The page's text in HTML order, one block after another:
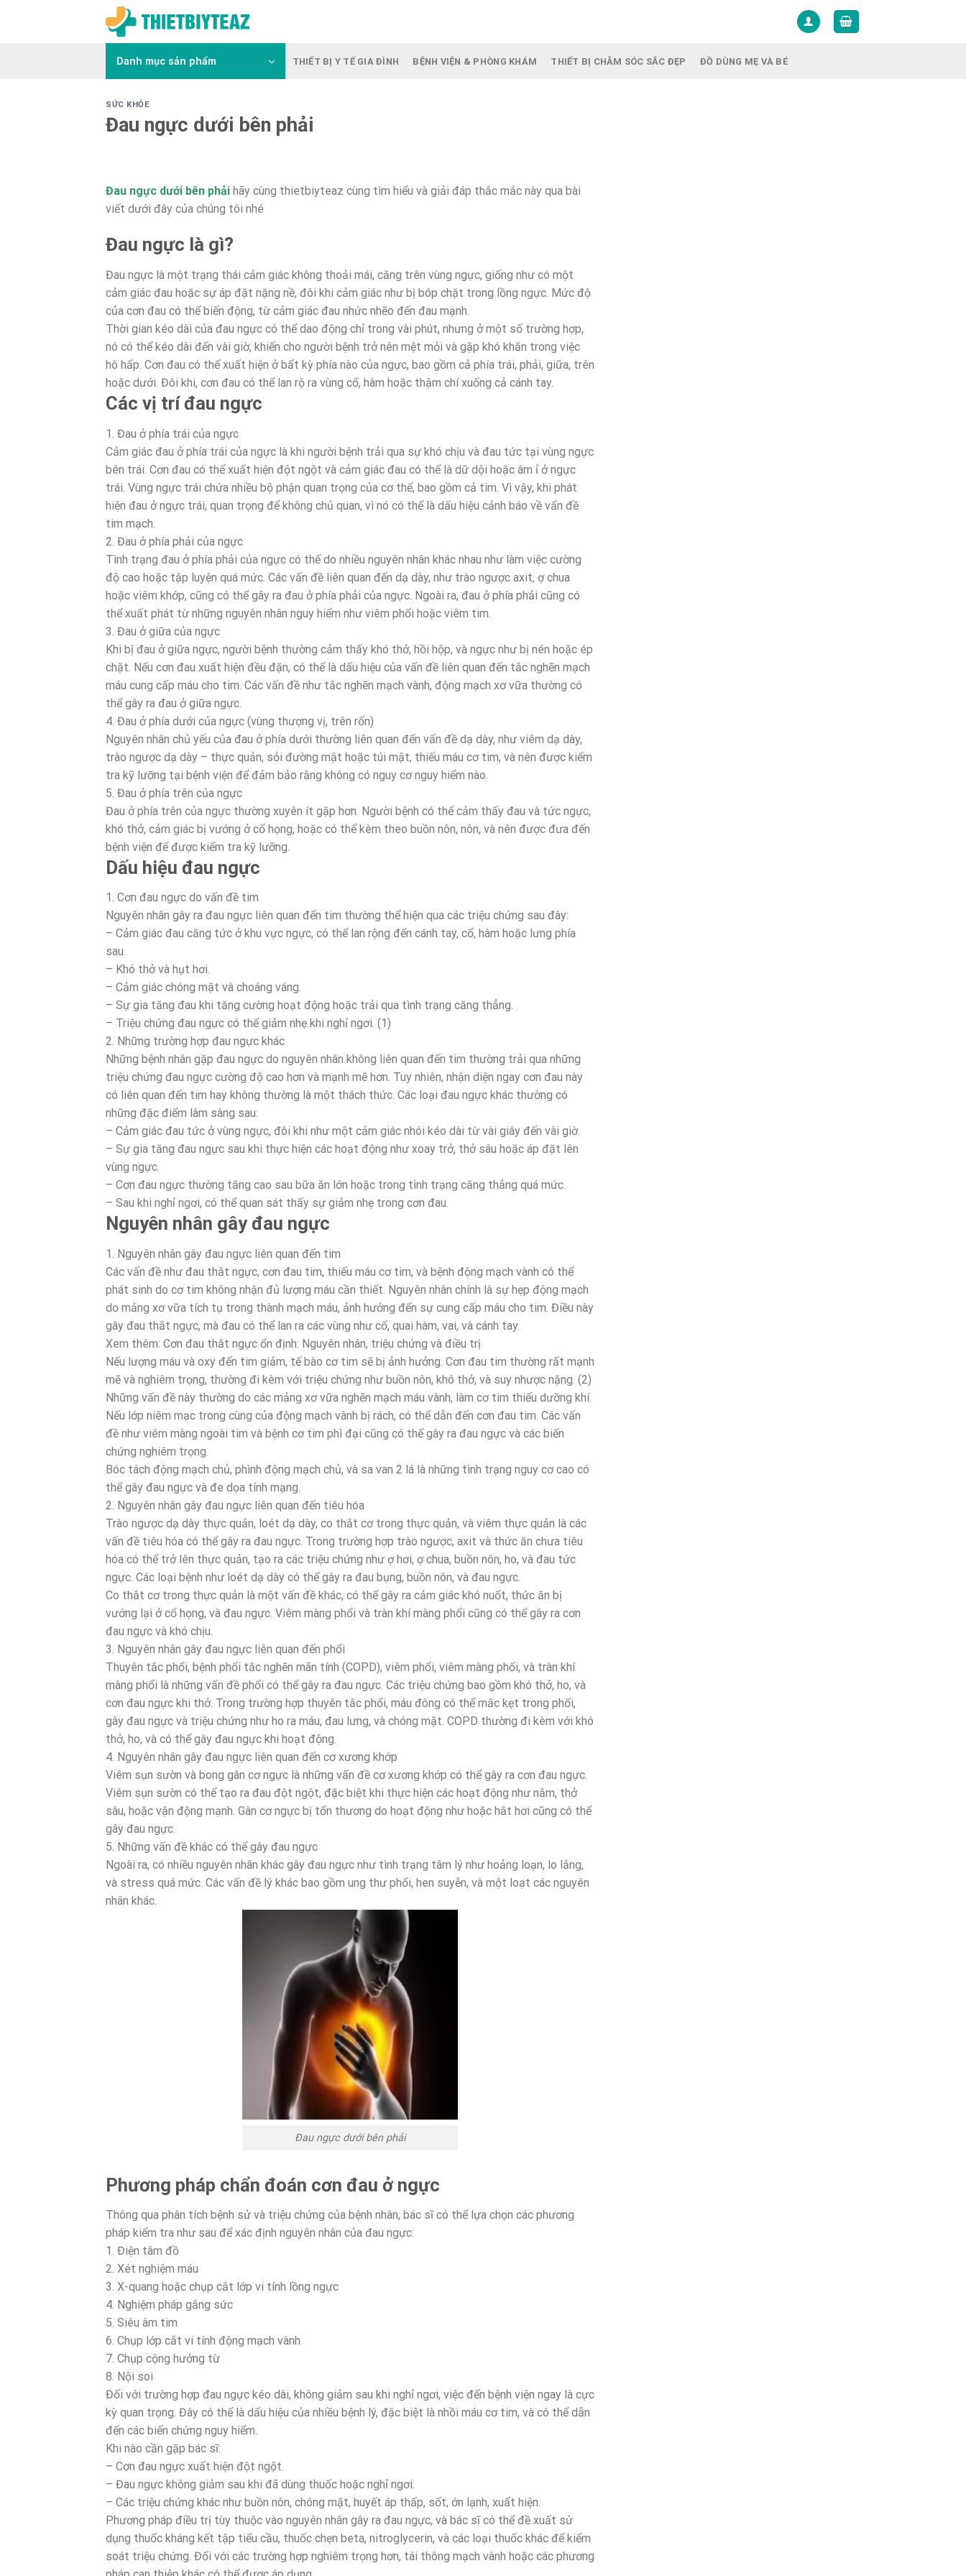
Danh mục sản phẩm THIẾT BỊ Y TẾ GIA ĐÌNH BỆNH VIỆN & PHÒNG KHÁM THIẾT BỊ CHĂM SÓC SẮC ĐẸP ĐỒ DÙNG MẸ VÀ BÉ
SỨC KHỎE
Đau ngực dưới bên phải
Đau ngực dưới bên phải hãy cùng thietbiyteaz cùng tìm hiểu và giải đáp thắc mắc này qua bài
viết dưới đây của chúng tôi nhé
Đau ngực là gì?
Đau ngực là một trạng thái cảm giác không thoải mái, căng trên vùng ngực, giống như có một
cảm giác đau hoặc sự áp đặt nặng nề, đôi khi cảm giác như bị bóp chặt trong lồng ngực. Mức độ
của cơn đau có thể biến động, từ cảm giác đau nhức nhẽo đến đau mạnh.
Thời gian kéo dài của đau ngực có thể dao động chỉ trong vài phút, nhưng ở một số trường hợp,
nó có thể kéo dài đến vài giờ, khiến cho người bệnh trở nên mệt mỏi và gặp khó khăn trong việc
hô hấp. Cơn đau có thể xuất hiện ở bất kỳ phía nào của ngực, bao gồm cả phía trái, phải, giữa, trên
hoặc dưới. Đôi khi, cơn đau có thể lan rộ ra vùng cổ, hàm hoặc thậm chí xuống cả cánh tay.
Các vị trí đau ngực
1. Đau ở phía trái của ngực
Cảm giác đau ở phía trái của ngực là khi người bệnh trải qua sự khó chịu và đau tức tại vùng ngực
bên trái. Cơn đau có thể xuất hiện đột ngột và cảm giác đau có thể là dữ dội hoặc âm ỉ ở ngực
trái. Vùng ngực trái chứa nhiều bộ phận quan trọng của cơ thể, bao gồm cả tim. Vì vậy, khi phát
hiện đau ở ngực trái, quan trọng để không chủ quan, vì nó có thể là dấu hiệu cảnh báo về vấn đề
tim mạch.
2. Đau ở phía phải của ngực
Tình trạng đau ở phía phải của ngực có thể do nhiều nguyên nhân khác nhau như làm việc cường
độ cao hoặc tập luyện quá mức. Các vấn đề liên quan đến dạ dày, như trào ngược axit, ợ chua
hoặc viêm khớp, cũng có thể gây ra đau ở phía phải của ngực. Ngoài ra, đau ở phía phải cũng có
thể xuất phát từ những nguyên nhân nguy hiểm như viêm phổi hoặc viêm tim.
3. Đau ở giữa của ngực
Khi bị đau ở giữa ngực, người bệnh thường cảm thấy khó thở, hồi hộp, và ngực như bị nén hoặc ép
chặt. Nếu cơn đau xuất hiện đều đặn, có thể là dấu hiệu của vấn đề liên quan đến tắc nghẽn mạch
máu cung cấp máu cho tim. Các vấn đề như tắc nghẽn mạch vành, động mạch xơ vữa thường có
thể gây ra đau ở giữa ngực.
4. Đau ở phía dưới của ngực (vùng thượng vị, trên rốn)
Nguyên nhân chủ yếu của đau ở phía dưới thường liên quan đến vấn đề dạ dày, như viêm dạ dày,
trào ngược dạ dày – thực quản, sỏi đường mật hoặc túi mật, thiếu máu cơ tim, và nên được kiểm
tra kỹ lưỡng tại bệnh viện để đảm bảo rằng không có nguy cơ nguy hiểm nào.
5. Đau ở phía trên của ngực
Đau ở phía trên của ngực thường xuyên ít gặp hơn. Người bệnh có thể cảm thấy đau và tức ngực,
khó thở, cảm giác bị vướng ở cổ họng, hoặc có thể kèm theo buồn nôn, nôn, và nên được đưa đến
bệnh viện để được kiểm tra kỹ lưỡng.
Dấu hiệu đau ngực
1. Cơn đau ngực do vấn đề tim
Nguyên nhân gây ra đau ngực liên quan đến tim thường thể hiện qua các triệu chứng sau đây:
– Cảm giác đau căng tức ở khu vực ngực, có thể lan rộng đến cánh tay, cổ, hàm hoặc lưng phía
sau.
– Khó thở và hụt hơi.
– Cảm giác chóng mặt và choáng váng.
– Sự gia tăng đau khi tăng cường hoạt động hoặc trải qua tình trạng căng thẳng.
– Triệu chứng đau ngực có thể giảm nhẹ khi nghỉ ngơi. (1)
2. Những trường hợp đau ngực khác
Những bệnh nhân gặp đau ngực do nguyên nhân không liên quan đến tim thường trải qua những
triệu chứng đau ngực cường độ cao hơn và mạnh mẽ hơn. Tuy nhiên, nhận diện ngay cơn đau này
có liên quan đến tim hay không thường là một thách thức. Các loại đau ngực khác thường có
những đặc điểm lâm sàng sau:
– Cảm giác đau tức ở vùng ngực, đôi khi như một cảm giác nhói kéo dài từ vài giây đến vài giờ.
– Sự gia tăng đau ngực sau khi thực hiện các hoạt động như xoay trở, thở sâu hoặc áp đặt lên
vùng ngực.
– Cơn đau ngực thường tăng cao sau bữa ăn lớn hoặc trong tình trạng căng thẳng quá mức.
– Sau khi nghỉ ngơi, có thể quan sát thấy sự giảm nhẹ trong cơn đau.
Nguyên nhân gây đau ngực
1. Nguyên nhân gây đau ngực liên quan đến tim
Các vấn đề như đau thắt ngực, cơn đau tim, thiếu máu cơ tim, và bệnh động mạch vành có thể
phát sinh do cơ tim không nhận đủ lượng máu cần thiết. Nguyên nhân chính là sự hẹp động mạch
do mảng xơ vữa tích tụ trong thành mạch máu, ảnh hưởng đến sự cung cấp máu cho tim. Điều này
gây đau thắt ngực, mà đau có thể lan ra các vùng như cổ, quai hàm, vai, và cánh tay.
Xem thêm: Cơn đau thắt ngực ổn định: Nguyên nhân, triệu chứng và điều trị
Nếu lượng máu và oxy đến tim giảm, tế bào cơ tim sẽ bị ảnh hưởng. Cơn đau tim thường rất mạnh
mẽ và nghiêm trọng, thường đi kèm với triệu chứng như buồn nôn, khó thở, và suy nhược nặng. (2)
Những vấn đề này thường do các mảng xơ vữa nghẽn mạch máu vành, làm cơ tim thiếu dưỡng khí.
Nếu lớp niêm mạc trong cùng của động mạch vành bị rách, có thể dẫn đến cơn đau tim. Các vấn
đề như viêm màng ngoài tim và bệnh cơ tim phì đại cũng có thể gây ra đau ngực và các biến
chứng nghiêm trọng.
Bóc tách động mạch chủ, phình động mạch chủ, và sa van 2 lá là những tình trạng nguy cơ cao có
thể gây đau ngực và đe dọa tính mạng.
2. Nguyên nhân gây đau ngực liên quan đến tiêu hóa
Trào ngược dạ dày thực quản, loét dạ dày, co thắt cơ trong thực quản, và viêm thực quản là các
vấn đề tiêu hóa có thể gây ra đau ngực. Trong trường hợp trào ngược, axit và thức ăn chưa tiêu
hóa có thể trở lên thực quản, tạo ra các triệu chứng như ợ hơi, ợ chua, buồn nôn, ho, và đau tức
ngực. Các loại bệnh như loét dạ dày có thể gây ra đau bụng, buồn nôn, và đau ngực.
Co thắt cơ trong thực quản là một vấn đề khác, có thể gây ra cảm giác khó nuốt, thức ăn bị
vướng lại ở cổ họng, và đau ngực. Viêm màng phổi và tràn khí màng phổi cũng có thể gây ra cơn
đau ngực và khó chịu.
3. Nguyên nhân gây đau ngực liên quan đến phổi
Thuyên tắc phổi, bệnh phổi tắc nghẽn mãn tính (COPD), viêm phổi, viêm màng phổi, và tràn khí
màng phổi là những vấn đề phổi có thể gây ra đau ngực. Các triệu chứng bao gồm khó thở, ho, và
cơn đau ngực khi thở. Trong trường hợp thuyên tắc phổi, máu đông có thể mắc kẹt trong phổi,
gây đau ngực và triệu chứng như ho ra máu, đau lưng, và chóng mặt. COPD thường đi kèm với khó
thở, ho, và có thể gây đau ngực khi hoạt động.
4. Nguyên nhân gây đau ngực liên quan đến cơ xương khớp
Viêm sụn sườn và bong gân cơ ngực là những vấn đề cơ xương khớp có thể gây ra cơn đau ngực.
Viêm sụn sườn có thể tạo ra đau đột ngột, đặc biệt khi thực hiện các hoạt động như nằm, thở
sâu, hoặc vận động mạnh. Gân cơ ngực bị tổn thương do hoạt động như hoặc hắt hơi cũng có thể
gây đau ngực.
5. Những vấn đề khác có thể gây đau ngực
Ngoài ra, có nhiều nguyên nhân khác gây đau ngực như tình trạng tâm lý như hoảng loạn, lo lắng,
và stress quá mức. Các vấn đề lý khác bao gồm ung thư phổi, hen suyễn, và một loạt các nguyên
nhân khác.
Đau ngực dưới bên phải
Phương pháp chẩn đoán cơn đau ở ngực
Thông qua phân tích bệnh sử và triệu chứng của bệnh nhân, bác sĩ có thể lựa chọn các phương
pháp kiểm tra như sau để xác định nguyên nhân của đau ngực:
1. Điện tâm đồ
2. Xét nghiệm máu
3. X-quang hoặc chụp cắt lớp vi tính lồng ngực
4. Nghiệm pháp gắng sức
5. Siêu âm tim
6. Chụp lớp cắt vi tính động mạch vành
7. Chụp cộng hưởng từ
8. Nội soi
Đối với trường hợp đau ngực kéo dài, không giảm sau khi nghỉ ngơi, việc đến bệnh viện ngay là cực
kỳ quan trọng. Đây có thể là dấu hiệu của nhiều bệnh lý, đặc biệt là nhồi máu cơ tim, và có thể dẫn
đến các biến chứng nguy hiểm.
Khi nào cần gặp bác sĩ:
– Cơn đau ngực xuất hiện đột ngột.
– Đau ngực không giảm sau khi đã dùng thuốc hoặc nghỉ ngơi.
– Các triệu chứng khác như buồn nôn, chóng mặt, huyết áp thấp, sốt, ớn lạnh, xuất hiện.
Phương pháp điều trị tùy thuộc vào nguyên nhân gây ra đau ngực, và bác sĩ có thể đề xuất sử
dụng thuốc kháng kết tập tiểu cầu, thuốc chẹn beta, nitroglycerin, và các loại thuốc khác để kiểm
soát triệu chứng. Đối với các trường hợp nghiêm trọng hơn, tái thông mạch vành hoặc các phương